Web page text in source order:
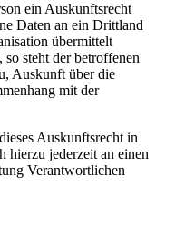
ein Auskunftsrecht
Daten an ein Drittland
übermittelt
steht der betroffenen
Auskunft über die
mit der
Auskunftsrecht in
hierzu jederzeit an einen
Verantwortlichen